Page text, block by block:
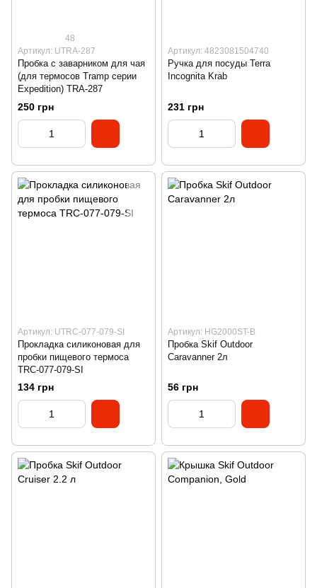
48
Артикул: UTRA-287
Пробка с заварником для чая
(для термосов Tramp серии
Expedition) TRA-287
250 грн
Артикул: 4823081504740
Ручка для посуды Terra
Incognita Krab
231 грн
Артикул: UTRC-077-079-SI
Прокладка силиконовая для
пробки пищевого термоса
TRC-077-079-SI
134 грн
Артикул: HG2000ST-B
Пробка Skif Outdoor
Caravanner 2л
56 грн